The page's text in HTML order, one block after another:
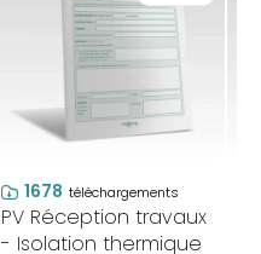
1678 téléchargements
PV Réception travaux
- Isolation thermique